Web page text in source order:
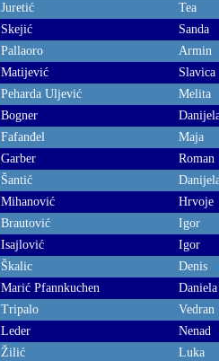
Juretić
Tea
Skejić
Sanda
Pallaoro
Armin
Matijević
Slavica
Peharda Uljević
Melita
Bogner
Fafanđel
Maja
Garber
Roman
Šantić
Mihanović
Hrvoje
Brautović
Igor
Isajlović
Igor
Škalic
Denis
Marić Pfannkuchen
Daniela
Tripalo
Vedran
Leder
Nenad
Žilić
Luka